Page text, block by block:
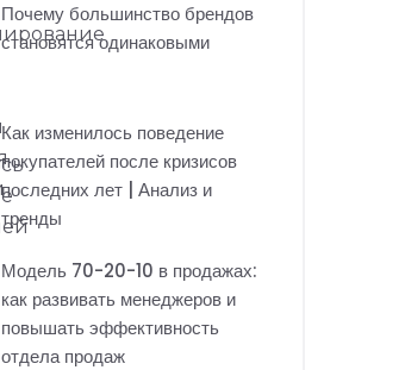
Почему большинство брендов
становятся одинаковыми
Как изменилось поведение
покупателей после кризисов
последних лет | Анализ и
тренды
Модель 70-20-10 в продажах:
как развивать менеджеров и
повышать эффективность
отдела продаж